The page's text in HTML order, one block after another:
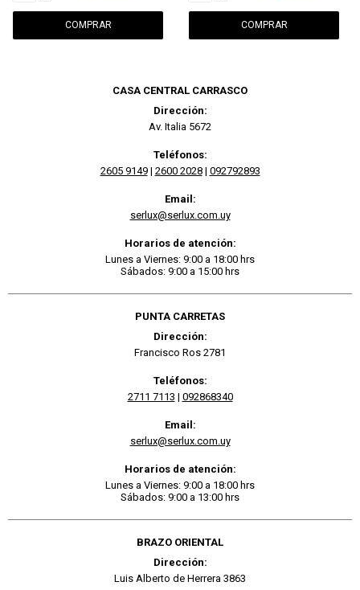
CASA CENTRAL CARRASCO
Dirección:
Av. Italia 5672
Teléfonos:
2605 9149| 2600 2028| 092792893
Email:
serlux@serlux.com.uy
Horarios de atención:
Lunes a Viernes: 9:00 a 18:00 hrs
Sábados: 9:00 a 15:00 hrs
PUNTA CARRETAS
Dirección:
Francisco Ros 2781
Teléfonos:
2711 7113 | 092868340
Email:
serlux@serlux.com.uy
Horarios de atención:
Lunes a Viernes: 9:00 a 18:00 hrs
Sábados: 9:00 a 13:00 hrs
BRAZO ORIENTAL
Dirección:
Luis Alberto de Herrera 3863